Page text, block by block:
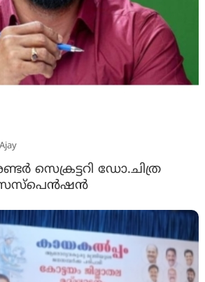
സെക്രട്ടറി ഡോ.ചിത്ര